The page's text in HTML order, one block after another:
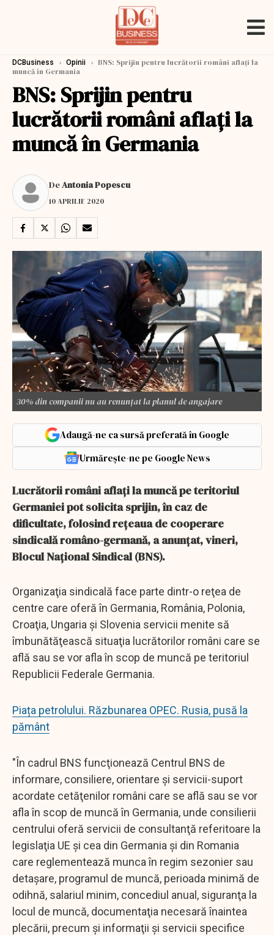
DCBusiness › Opinii › BNS: Sprijin pentru lucrătorii români aflați la
muncă în Germania
BNS: Sprijin pentru
lucrătorii români aflați la
muncă în Germania
DeAntonia Popescu
10 APRILIE 2020
30% din companii nu au renunțat la planul de angajare
Adaugă-ne ca sursă preferată în Google
Urmărește-ne pe Google News
Lucrătorii români aflaţi la muncă pe teritoriul
Germaniei pot solicita sprijin, în caz de
dificultate, folosind reţeaua de cooperare
sindicală româno-germană, a anunţat, vineri,
Blocul Naţional Sindical (BNS).
Organizaţia sindicală face parte dintr-o reţea de
centre care oferă în Germania, România, Polonia,
Croaţia, Ungaria şi Slovenia servicii menite să
îmbunătăţească situaţia lucrătorilor români care se
află sau se vor afla în scop de muncă pe teritoriul
Republicii Federale Germania.
Piața petrolului. Răzbunarea OPEC. Rusia, pusă la
pământ
"În cadrul BNS funcţionează Centrul BNS de
informare, consiliere, orientare şi servicii-suport
acordate cetăţenilor români care se află sau se vor
afla în scop de muncă în Germania, unde consilierii
centrului oferă servicii de consultanţă referitoare la
legislaţia UE şi cea din Germania şi din Romania
care reglementează munca în regim sezonier sau
detaşare, programul de muncă, perioada minimă de
odihnă, salariul minim, concediul anual, siguranţa la
locul de muncă, documentaţia necesară înaintea
plecării, precum şi informaţii şi servicii specifice